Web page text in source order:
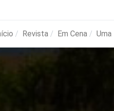
Revista Em Cena Uma